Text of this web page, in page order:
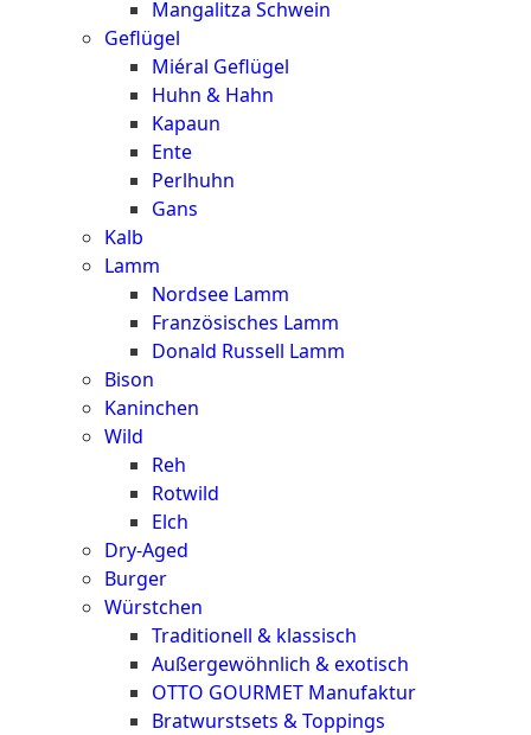
Mangalitza Schwein
Geflügel
Miéral Geflügel
Huhn & Hahn
Kapaun
Ente
Perlhuhn
Gans
Kalb
Lamm
Nordsee Lamm
Französisches Lamm
Donald Russell Lamm
Bison
Kaninchen
Wild
Reh
Rotwild
Elch
Dry-Aged
Burger
Würstchen
Traditionell & klassisch
Außergewöhnlich & exotisch
OTTO GOURMET Manufaktur
Bratwurstsets & Toppings